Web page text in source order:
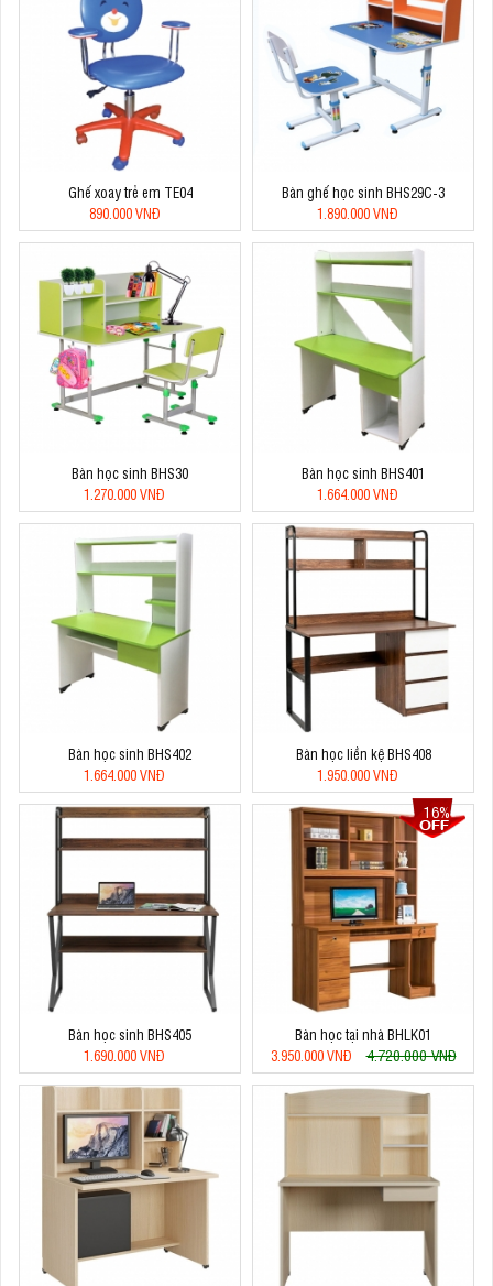
Ghế xoay trẻ em TE04
890.000 VNĐ
Bàn ghế học sinh BHS29C-3
1.890.000 VNĐ
Bàn học sinh BHS30
1.270.000 VNĐ
Bàn học sinh BHS401
1.664.000 VNĐ
Bàn học sinh BHS402
1.664.000 VNĐ
Bàn học liền kệ BHS408
1.950.000 VNĐ
Bàn học sinh BHS405
1.690.000 VNĐ
16%
Bàn học tại nhà BHLK01
3.950.000 VNĐ
4.720.000 VNĐ